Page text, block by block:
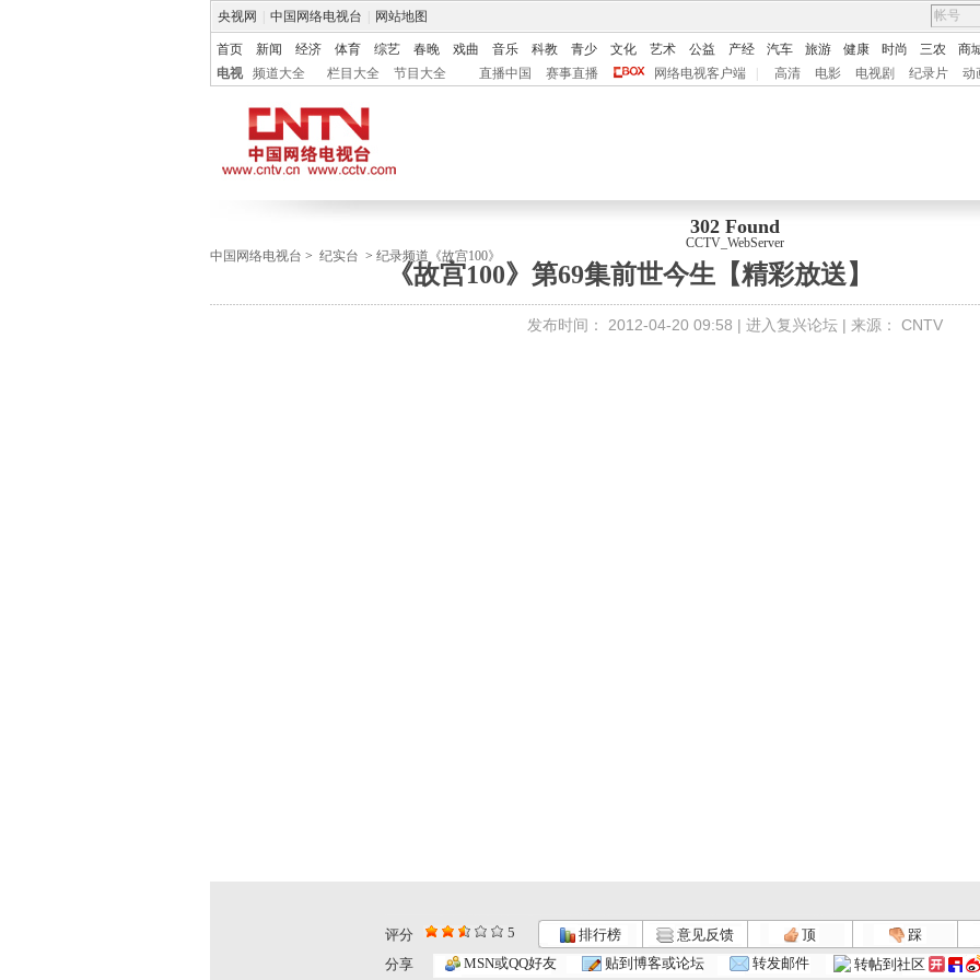
央视网 中国网络电视台 网站地图
首页 新闻 经济 体育 综艺 春晚 戏曲 音乐 科教 青少 文化 艺术 公益 产经 汽车 旅游 健康 时尚 三农
商
电视
频道大全 栏目大全 节目大全 直播中国 赛事直播 网络电视客户端 高清 电影 电视剧 纪录片 动
302 Found
CCTV_WebServer
中国网络电视台 > 纪实台 > 纪录频道《故宫100》
《故宫100》第69集前世今生【精彩放送】
发布时间： 2012-04-20 09:58 | 进入复兴论坛 | 来源： CNTV
评分 5 排行榜 意见反馈 顶
踩
分享
MSN或QQ好友 贴到博客或论坛 转发邮件 转帖到社区